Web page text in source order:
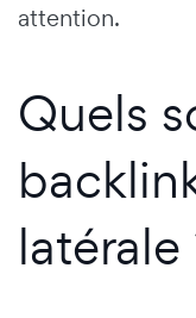
attention.
Quels
latérale